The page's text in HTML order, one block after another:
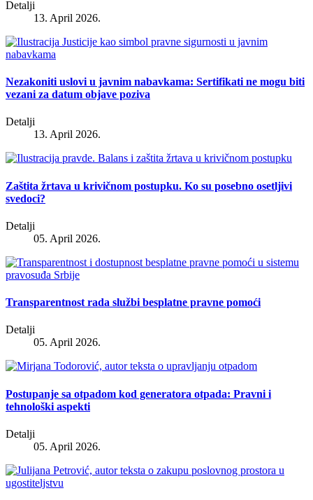
Detalji
13. April 2026.
Nezakoniti uslovi u javnim nabavkama: Sertifikati ne mogu biti
vezani za datum objave poziva
Detalji
13. April 2026.
Zaštita žrtava u krivičnom postupku. Ko su posebno osetljivi
svedoci?
Detalji
05. April 2026.
Transparentnost rada službi besplatne pravne pomoći
Detalji
05. April 2026.
Postupanje sa otpadom kod generatora otpada: Pravni i
tehnološki aspekti
Detalji
05. April 2026.